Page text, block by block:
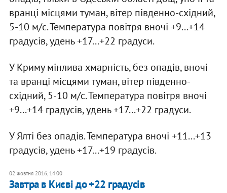
вранці місцями туман, вітер південно-східний,
5-10 м/с. Температура повітря вночі +9...+14
градусів, удень +17...+22 градуси.
У Криму мінлива хмарність, без опадів, вночі
та вранці місцями туман, вітер південно-
східний, 5-10 м/с. Температура повітря вночі
+9...+14 градусів, удень +17...+22 градуси.
У Ялті без опадів. Температура вночі +11...+13
градусів, удень +17...+19 градусів.
02 жовтня 2016, 14:00
Завтра в Києві до +22 градусів